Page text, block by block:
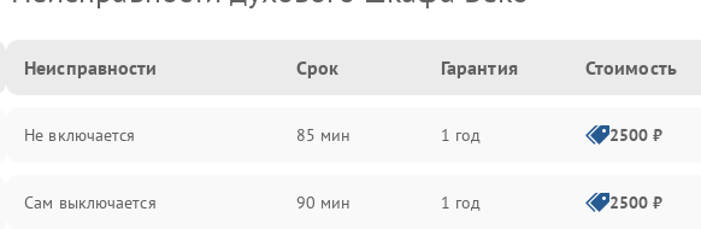
Неисправности Срок Гарантия Стоимость
Не включается 85 мин 1 год 2500 ₽
Сам выключается 90 мин 1 год 2500 ₽